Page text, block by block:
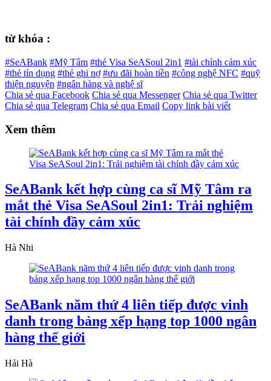
từ khóa :
#SeABank #Mỹ Tâm #thẻ Visa SeASoul 2in1 #tài chính cảm xúc
#thẻ tín dụng #thẻ ghi nợ #ưu đãi hoàn tiền #công nghệ NFC #quỹ
thiện nguyện #ngân hàng và nghệ sĩ
Chia sẻ qua Facebook Chia sẻ qua Messenger Chia sẻ qua Twitter
Chia sẻ qua Telegram Chia sẻ qua Email Copy link bài viết
Xem thêm
SeABank kết hợp cùng ca sĩ Mỹ Tâm ra
mắt thẻ Visa SeASoul 2in1: Trải nghiệm
tài chính đầy cảm xúc
Hà Nhi
SeABank năm thứ 4 liên tiếp được vinh
danh trong bảng xếp hạng top 1000 ngân
hàng thế giới
Hải Hà